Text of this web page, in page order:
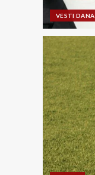
VESTI DANA